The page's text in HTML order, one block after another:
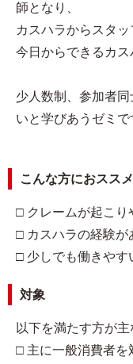
師となり、
カスハラからスタ
今日からできるカス
少人数制、参加者
いと学びあうゼミで
こんな方におススメ
□ クレームが起こり
□ カスハラの経験が
□ 少しでも働きやす
対象
以下を満たす方が主
□ 主に一般消費者を